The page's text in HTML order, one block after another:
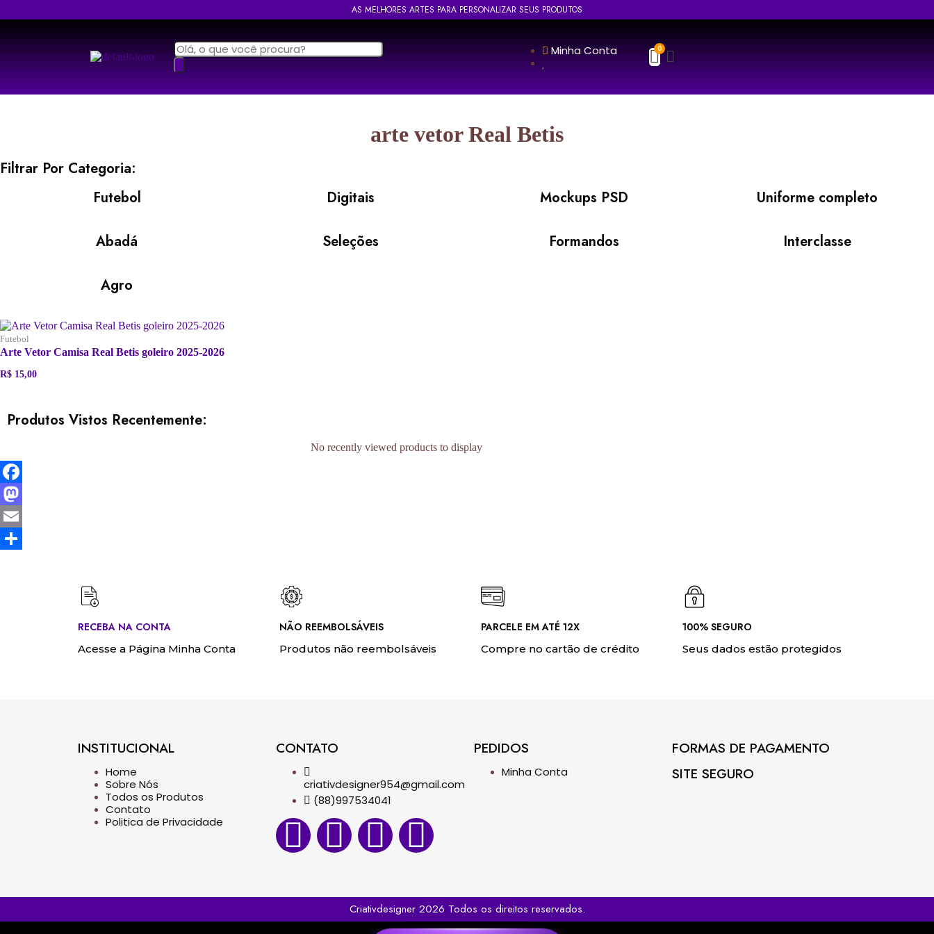
AS MELHORES ARTES PARA PERSONALIZAR SEUS PRODUTOS
Minha Conta
arte vetor Real Betis
Filtrar Por Categoria:
Futebol
Digitais Mockups PSD Uniforme completo
Abadá Seleções Formandos Interclasse
Agro
Futebol
Arte Vetor Camisa Real Betis goleiro 2025-2026
R$ 15,00
Produtos Vistos Recentemente:
No recently viewed products to display
Facebook
Mastodon
Email
RECEBA NA CONTA
Acesse a Página Minha Conta
NÃO REEMBOLSÁVEIS
Produtos não reembolsáveis
PARCELE EM ATÉ 12X
Compre no cartão de crédito
100% SEGURO
Seus dados estão protegidos
INSTITUCIONAL
Home
Sobre Nós
Todos os Produtos
Contato
Politica de Privacidade
CONTATO
criativdesigner954@gmail.com
(88)997534041
PEDIDOS
Minha Conta
FORMAS DE PAGAMENTO
SITE SEGURO
Criativdesigner 2026 Todos os direitos reservados.